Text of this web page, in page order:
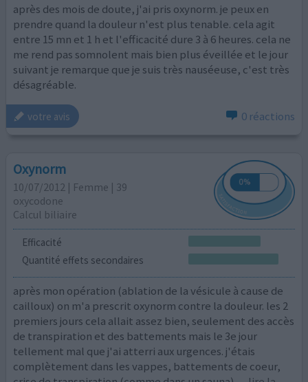
après des mois de doute, j'ai pris oxynorm. je peux en
prendre quand la douleur n'est plus tenable. cela agit
entre 15 mn et 1 h et l'efficacité dure 3 à 6 heures. cela ne
me rend pas somnolent mais bien plus éveillée et le jour
suivant je remarque que je suis très nauséeuse, c'est très
désagréable.
votre avis 0 réactions
Oxynorm
10/07/2012 | Femme | 39
oxycodone
Calcul biliaire
Efficacité
Quantité effets secondaires
après mon opération (ablation de la vésicule à cause de
cailloux) on m'a prescrit oxynorm contre la douleur. les 2
premiers jours cela allait assez bien, seulement des accès
de transpiration et des battements mais le 3e jour
tellement mal que j'ai atterri aux urgences. j'étais
complètement dans les vappes, battements de coeur,